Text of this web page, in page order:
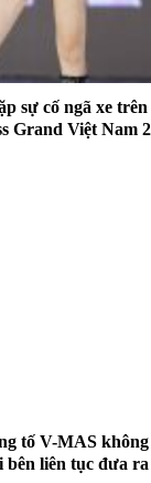
sự cố ngã xe trên
Grand Việt Nam
tố V-MAS
bên liên tục đưa